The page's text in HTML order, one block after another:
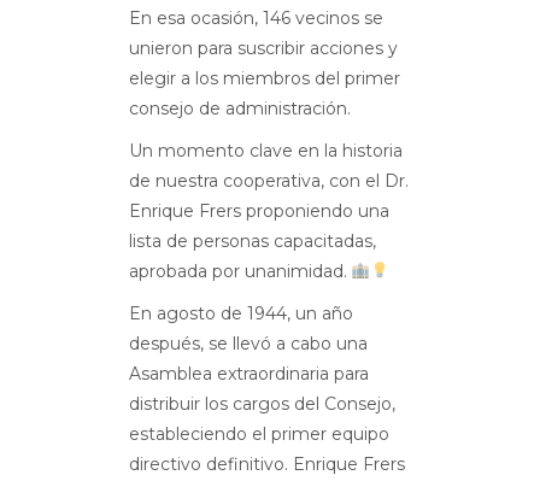
En esa ocasión, 146 vecinos se
unieron para suscribir acciones y
elegir a los miembros del primer
consejo de administración.
Un momento clave en la historia
de nuestra cooperativa, con el Dr.
Enrique Frers proponiendo una
lista de personas capacitadas,
aprobada por unanimidad.
En agosto de 1944, un año
después, se llevó a cabo una
Asamblea extraordinaria para
distribuir los cargos del Consejo,
estableciendo el primer equipo
directivo definitivo. Enrique Frers